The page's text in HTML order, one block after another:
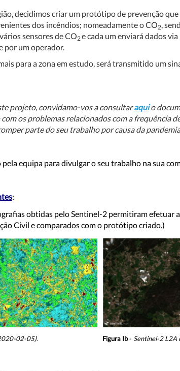
decidimos criar um protótipo de prevenção que
dos incêndios; nomeadamente o CO2,
sensores de CO2e cada um enviará dados via
por um operador.
para a zona em estudo, será transmitido um
projeto, convidamo-vos a consultaraquio
os problemas relacionados com a frequência
parte do seu trabalho por causa da
equipa para divulgar o seu trabalho na sua
:
obtidas pelo Sentinel-2 permitiram efetuar
Civil e comparados com o protótipo criado.)
02-05). Figura Ib- Sentinel-2 L2A